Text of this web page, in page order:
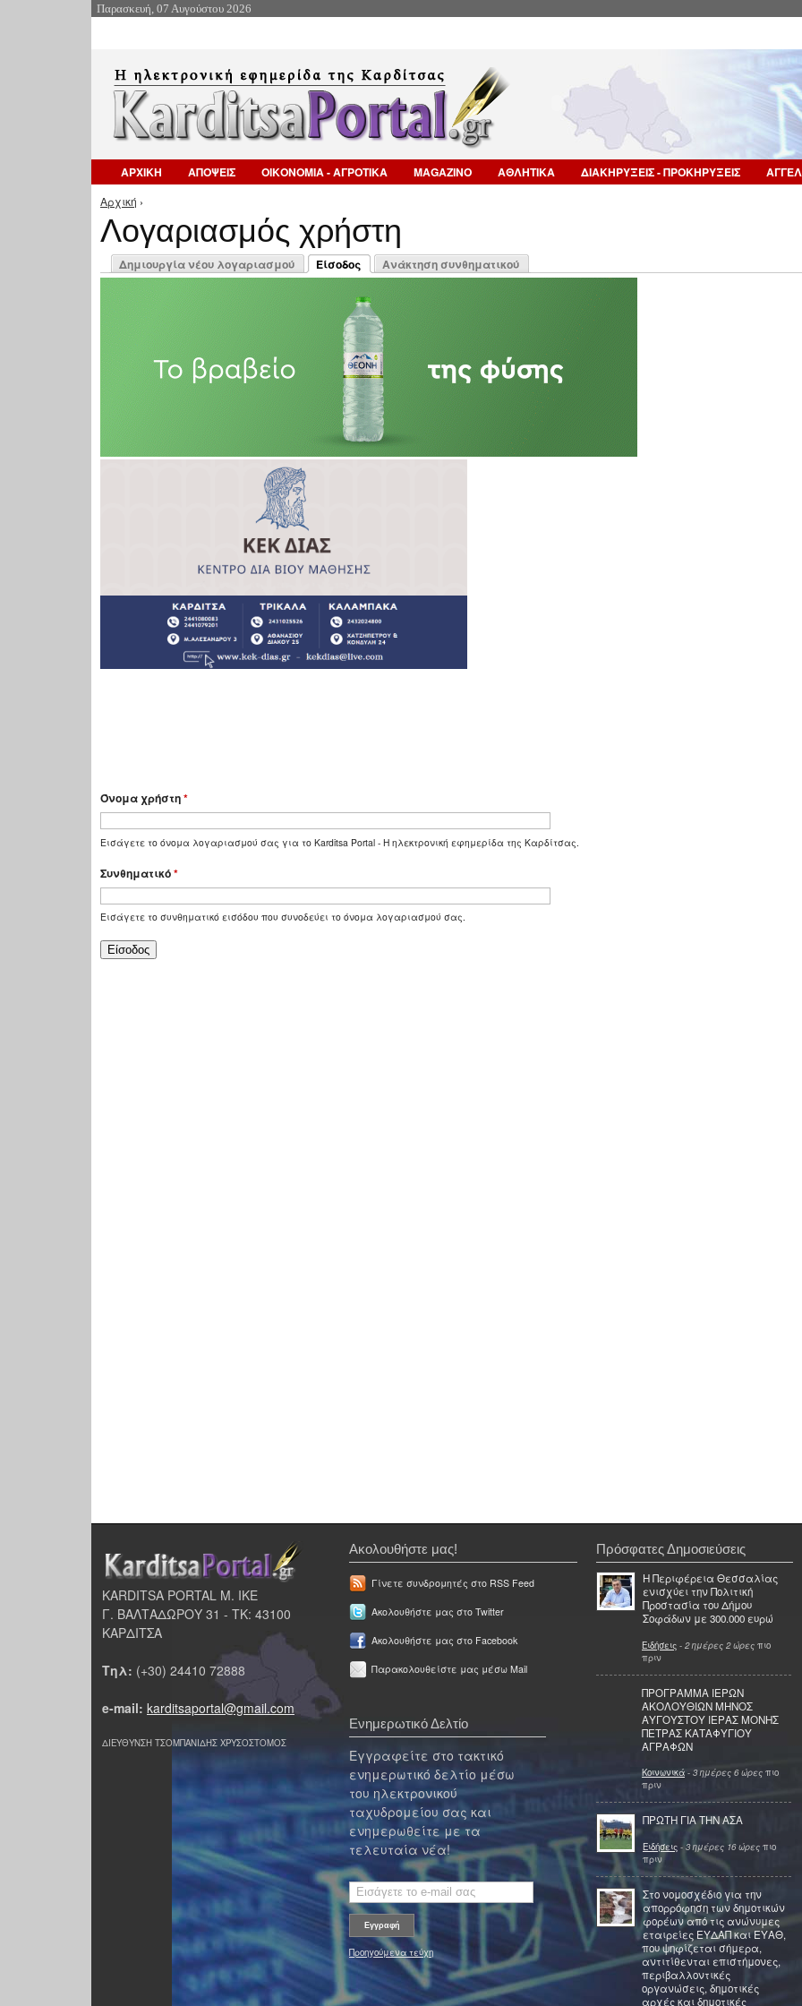
Παρασκευή, 07 Αυγούστου 2026
ΑΡΧΙΚΗ ΑΠΟΨΕΙΣ ΟΙΚΟΝΟΜΙΑ - ΑΓΡΟΤΙΚΑ MAGAZINO ΑΘΛΗΤΙΚΑ ΔΙΑΚΗΡΥΞΕΙΣ - ΠΡΟΚΗΡΥΞΕΙΣ
Είστε εδώ
Αρχική ›
Λογαριασμός χρήστη
Πρωτεύουσες καρτέλες
Δημιουργία νέου λογαριασμού
Είσοδος
(ενεργή καρτέλα)
Ανάκτηση συνθηματικού
Όνομα χρήστη*
Εισάγετε το όνομα λογαριασμού σας για το Karditsa Portal - Η ηλεκτρονική εφημερίδα της Καρδίτσας.
Συνθηματικό*
Εισάγετε το συνθηματικό εισόδου που συνοδεύει το όνομα λογαριασμού σας.
KARDITSA PORTAL Μ. ΙΚΕ
Γ. ΒΑΛΤΑΔΩΡΟΥ 31 - ΤΚ: 43100
ΚΑΡΔΙΤΣΑ
Τηλ: (+30) 24410 72888
e-mail: karditsaportal@gmail.com
ΔΙΕΥΘΥΝΣΗ ΤΣΟΜΠΑΝΙΔΗΣ ΧΡΥΣΟΣΤΟΜΟΣ
Ακολουθήστε μας!
Γίνετε συνδρομητές στο RSS Feed
Ακολουθήστε μας στο Twitter
Ακολουθήστε μας στο Facebook
Παρακολουθείστε μας μέσω Mail
Ενημερωτικό Δελτίο
Εγγραφείτε στο τακτικό
ενημερωτικό δελτίο μέσω
του ηλεκτρονικού
ταχυδρομείου σας και
ενημερωθείτε με τα
τελευταία νέα!
Προηγούμενα τεύχη
Πρόσφατες Δημοσιεύσεις
Η Περιφέρεια Θεσσαλίας
ενισχύει την Πολιτική
Προστασία του Δήμου
Σοφάδων με 300.000 ευρώ
Ειδήσεις - 2 ημέρες 2 ώρες πιο
πριν
ΠΡΟΓΡΑΜΜΑ ΙΕΡΩΝ
ΑΚΟΛΟΥΘΙΩΝ ΜΗΝΟΣ
ΑΥΓΟΥΣΤΟΥ ΙΕΡΑΣ ΜΟΝΗΣ
ΠΕΤΡΑΣ ΚΑΤΑΦΥΓΙΟΥ
ΑΓΡΑΦΩΝ
Κοινωνικά - 3 ημέρες 6 ώρες πιο
πριν
ΠΡΩΤΗ ΓΙΑ ΤΗΝ ΑΣΑ
Ειδήσεις - 3 ημέρες 16 ώρες πιο
πριν
Στο νομοσχέδιο για την
απορρόφηση των δημοτικών
φορέων από τις ανώνυμες
εταιρείες ΕΥΔΑΠ και ΕΥΑΘ,
που ψηφίζεται σήμερα,
αντιτίθενται επιστήμονες,
περιβαλλοντικές
οργανώσεις, δημοτικές
αρχές και δημοτικές